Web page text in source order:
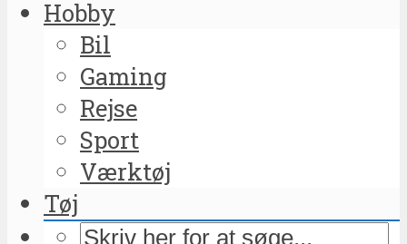
Hobby
Bil
Gaming
Rejse
Sport
Værktøj
Tøj